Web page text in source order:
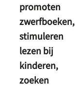
promoten
zwerfboeken,
stimuleren
lezen bij
kinderen,
zoeken